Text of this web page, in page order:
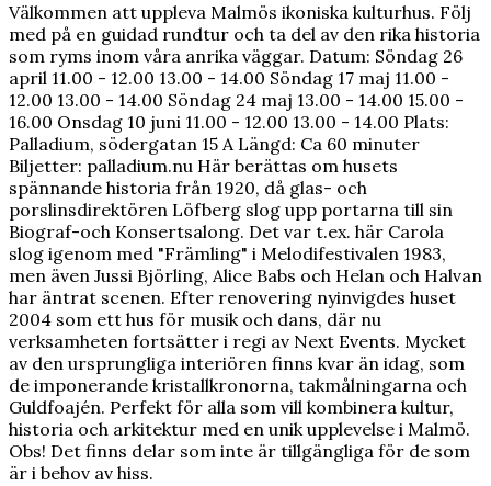
Välkommen att uppleva Malmös ikoniska kulturhus. Följ
med på en guidad rundtur och ta del av den rika historia
som ryms inom våra anrika väggar. Datum: Söndag 26
april 11.00 - 12.00 13.00 - 14.00 Söndag 17 maj 11.00 -
12.00 13.00 - 14.00 Söndag 24 maj 13.00 - 14.00 15.00 -
16.00 Onsdag 10 juni 11.00 - 12.00 13.00 - 14.00 Plats:
Palladium, södergatan 15 A Längd: Ca 60 minuter
Biljetter: palladium.nu Här berättas om husets
spännande historia från 1920, då glas- och
porslinsdirektören Löfberg slog upp portarna till sin
Biograf-och Konsertsalong. Det var t.ex. här Carola
slog igenom med "Främling" i Melodifestivalen 1983,
men även Jussi Björling, Alice Babs och Helan och Halvan
har äntrat scenen. Efter renovering nyinvigdes huset
2004 som ett hus för musik och dans, där nu
verksamheten fortsätter i regi av Next Events. Mycket
av den ursprungliga interiören finns kvar än idag, som
de imponerande kristallkronorna, takmålningarna och
Guldfoajén. Perfekt för alla som vill kombinera kultur,
historia och arkitektur med en unik upplevelse i Malmö.
Obs! Det finns delar som inte är tillgängliga för de som
är i behov av hiss.